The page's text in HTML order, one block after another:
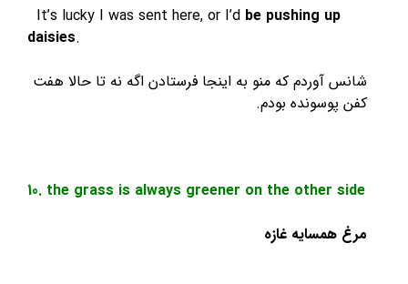
It’s lucky I was sent here, or I’dbe pushing
که منو به اینجا فرستادن اگه نه تا حالا هفت
بودم.
10. the grass is always greener on the
غازه